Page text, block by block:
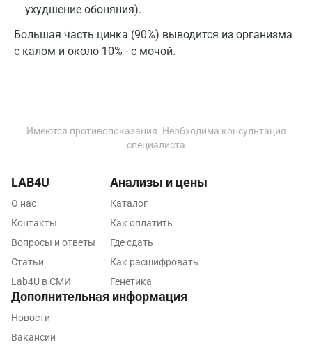
ухудшение обоняния).
Большая часть цинка (90%) выводится из организма
с калом и около 10% - с мочой.
Мурманск
Нижневартовск
Новокузнецк
Новороссийск
Обнинск
Одинцово
Омск
Имеются противопоказания. Необходима консультация
специалиста
LAB4U
О нас
Контакты
Вопросы и ответы
Статьи
Lab4U в СМИ
Анализы и цены
Каталог
Как оплатить
Где сдать
Как расшифровать
Генетика
Дополнительная информация
Новости
Вакансии